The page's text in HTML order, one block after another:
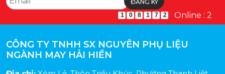
1 0 8 1 7 2 Online : 2
CÔNG TY TNHH SX NGUYÊN PHỤ LIỆU
NGÀNH MAY HẢI HIỀN